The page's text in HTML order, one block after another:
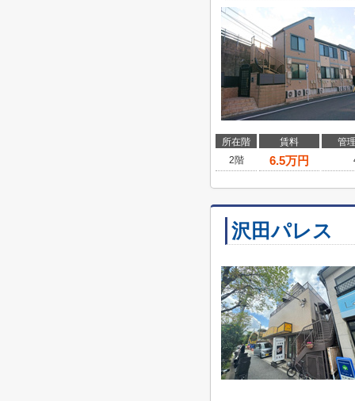
所在階 賃料
管
2階
6.5万円
沢田パレス